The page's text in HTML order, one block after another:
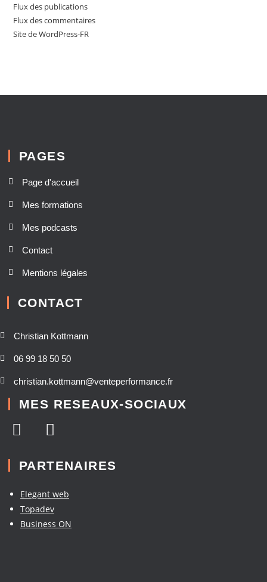
Flux des publications
Flux des commentaires
Site de WordPress-FR
PAGES
Page d'accueil
Mes formations
Mes podcasts
Contact
Mentions légales
CONTACT
Christian Kottmann
06 99 18 50 50
christian.kottmann@venteperformance.fr
MES RESEAUX-SOCIAUX
PARTENAIRES
Elegant web
Topadev
Business ON